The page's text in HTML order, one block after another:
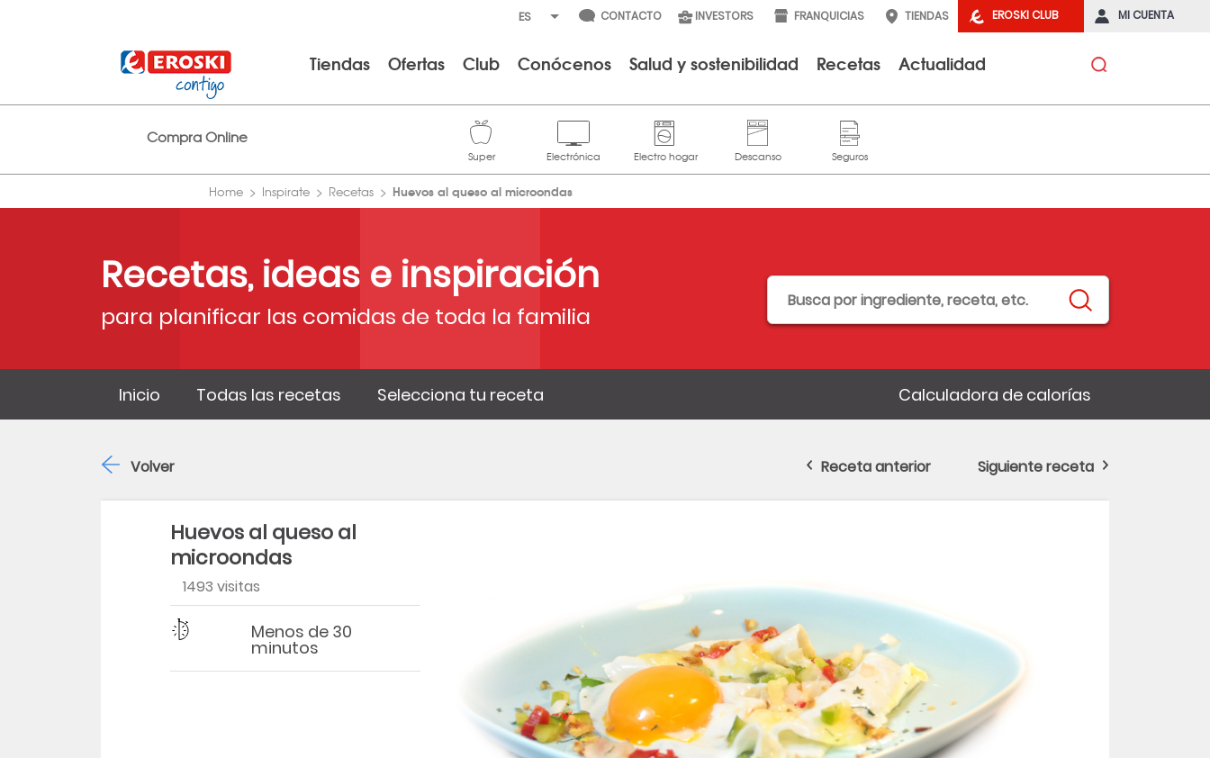
EROSKI CLUB MI CUENTA
CONTACTO INVESTORS FRANQUICIAS TIENDAS
Tiendas Ofertas Club Conócenos Salud y sostenibilidad Recetas Actualidad
Compra Online
Home Inspirate Recetas Huevos al queso al microondas
Recetas, ideas e inspiración
para planificar las comidas de toda la familia
Inicio Todas las recetas Selecciona tu receta Calculadora de calorías
Huevos al queso al
microondas
1493 visitas
Dificultad
Tiempo Menos de 30
minutos
Volver Receta anterior Siguiente receta